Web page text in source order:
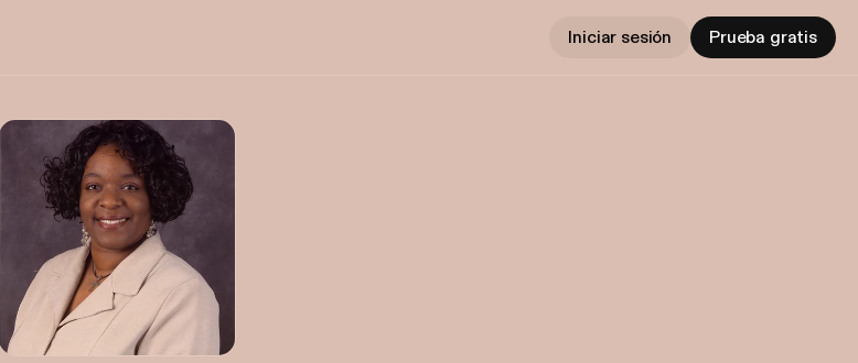
Iniciar sesión Prueba gratis